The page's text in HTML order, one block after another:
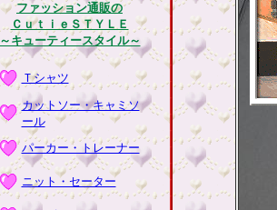
ファッション通販の
ＣｕｔｉｅＳＴＹＬＥ
～キューティースタイル～
Ｔシャツ
カットソー・キャミソ
ール
パーカー・トレーナー
ニット・セーター